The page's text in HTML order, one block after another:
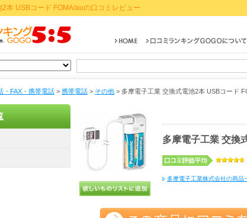
本 USBコード FOMA/auの口コミレビュー
・FAX・携帯電話 > 携帯電話 > その他 > 多摩電子工業 交換式電池2本 USBコード
多摩電子工業 交換
多摩電子工業株式会社の商品